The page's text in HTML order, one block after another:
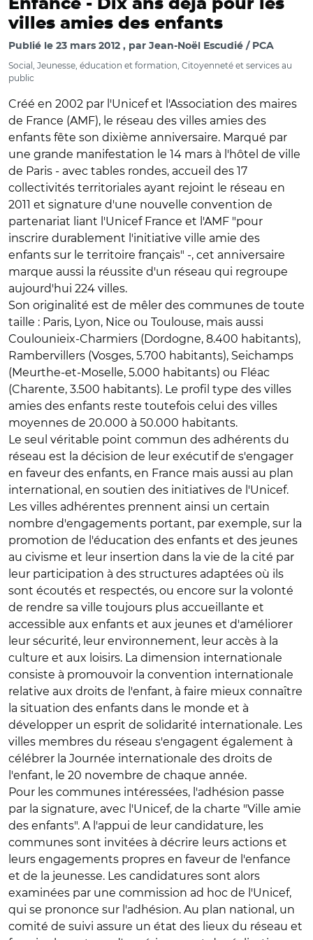
Enfance - Dix ans déjà pour les
villes amies des enfants
Publié le 23 mars 2012 par Jean-Noël Escudié / PCA
Social, Jeunesse, éducation et formation, Citoyenneté et services au
public
Créé en 2002 par l'Unicef et l'Association des maires
de France (AMF), le réseau des villes amies des
enfants fête son dixième anniversaire. Marqué par
une grande manifestation le 14 mars à l'hôtel de ville
de Paris - avec tables rondes, accueil des 17
collectivités territoriales ayant rejoint le réseau en
2011 et signature d'une nouvelle convention de
partenariat liant l'Unicef France et l'AMF "pour
inscrire durablement l'initiative ville amie des
enfants sur le territoire français" -, cet anniversaire
marque aussi la réussite d'un réseau qui regroupe
aujourd'hui 224 villes.
Son originalité est de mêler des communes de toute
taille : Paris, Lyon, Nice ou Toulouse, mais aussi
Coulounieix-Charmiers (Dordogne, 8.400 habitants),
Rambervillers (Vosges, 5.700 habitants), Seichamps
(Meurthe-et-Moselle, 5.000 habitants) ou Fléac
(Charente, 3.500 habitants). Le profil type des villes
amies des enfants reste toutefois celui des villes
moyennes de 20.000 à 50.000 habitants.
Le seul véritable point commun des adhérents du
réseau est la décision de leur exécutif de s'engager
en faveur des enfants, en France mais aussi au plan
international, en soutien des initiatives de l'Unicef.
Les villes adhérentes prennent ainsi un certain
nombre d'engagements portant, par exemple, sur la
promotion de l'éducation des enfants et des jeunes
au civisme et leur insertion dans la vie de la cité par
leur participation à des structures adaptées où ils
sont écoutés et respectés, ou encore sur la volonté
de rendre sa ville toujours plus accueillante et
accessible aux enfants et aux jeunes et d'améliorer
leur sécurité, leur environnement, leur accès à la
culture et aux loisirs. La dimension internationale
consiste à promouvoir la convention internationale
relative aux droits de l'enfant, à faire mieux connaître
la situation des enfants dans le monde et à
développer un esprit de solidarité internationale. Les
villes membres du réseau s'engagent également à
célébrer la Journée internationale des droits de
l'enfant, le 20 novembre de chaque année.
Pour les communes intéressées, l'adhésion passe
par la signature, avec l'Unicef, de la charte "Ville amie
des enfants". A l'appui de leur candidature, les
communes sont invitées à décrire leurs actions et
leurs engagements propres en faveur de l'enfance
et de la jeunesse. Les candidatures sont alors
examinées par une commission ad hoc de l'Unicef,
qui se prononce sur l'adhésion. Au plan national, un
comité de suivi assure un état des lieux du réseau et